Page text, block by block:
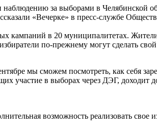
за выборами в Челябинской
«Вечерке» в пресс-службе
кампаний в 20 муниципалитетах.
по-прежнему могут сделать
мы сможем посмотреть, как себя
участие в выборах через ДЭГ, доходит
возможность реализовать свое